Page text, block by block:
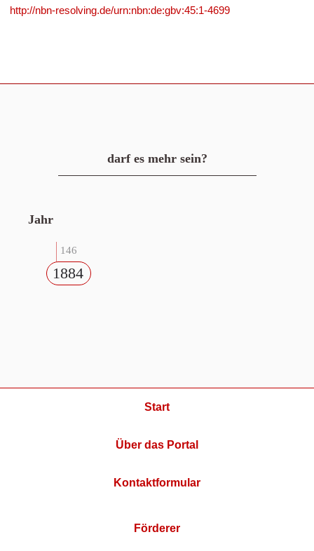
http://nbn-resolving.de/urn:nbn:de:gbv:45:1-4699
darf es mehr sein?
Jahr
146
1884
Start
Über das Portal
Kontaktformular
Förderer